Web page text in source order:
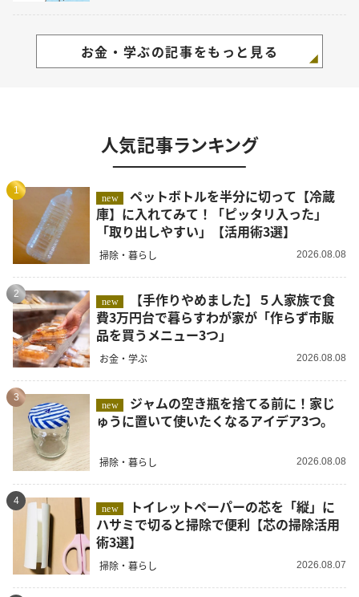
お金・学ぶの記事をもっと見る
人気記事ランキング
1
new
ペットボトルを半分に切って【冷蔵
庫】に入れてみて！「ピッタリ入った」
「取り出しやすい」【活用術3選】
掃除・暮らし 2026.08.08
2
new
費3万円台で暮らすわが家が「作らず市販
品を買うメニュー3つ」
お金・学ぶ 2026.08.08
3
new
ゅうに置いて使いたくなるアイデア3つ。
掃除・暮らし 2026.08.08
4
new
ハサミで切ると掃除で便利【芯の掃除活用
術3選】
掃除・暮らし 2026.08.07